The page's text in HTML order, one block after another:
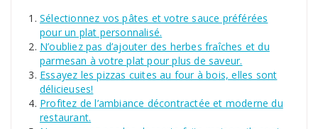
Sélectionnez vos pâtes et votre sauce préférées
pour un plat personnalisé.
N’oubliez pas d’ajouter des herbes fraîches et du
parmesan à votre plat pour plus de saveur.
Essayez les pizzas cuites au four à bois, elles sont
délicieuses!
Profitez de l’ambiance décontractée et moderne du
restaurant.